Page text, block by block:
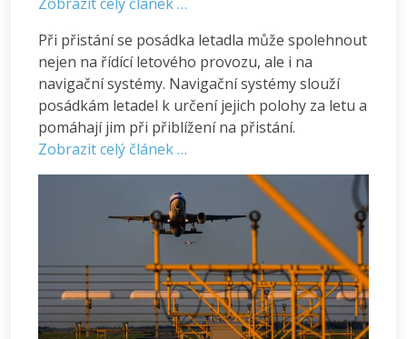
Při přistání se posádka letadla může spolehnout
nejen na řídící letového provozu, ale i na
navigační systémy. Navigační systémy slouží
posádkám letadel k určení jejich polohy za letu a
pomáhají jim při přiblížení na přistání.
Zobrazit celý článek …